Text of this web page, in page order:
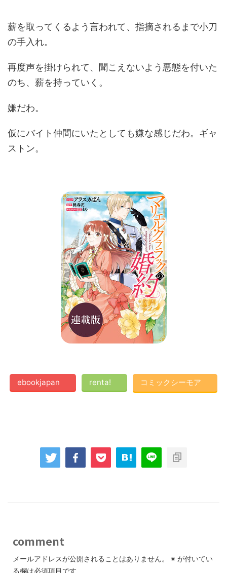
薪を取ってくるよう言われて、指摘されるまで小刀
の手入れ。
再度声を掛けられて、聞こえないよう悪態を付いた
のち、薪を持っていく。
嫌だわ。
仮にバイト仲間にいたとしても嫌な感じだわ。ギャ
ストン。
ebookjapan renta! コミックシーモア
comment
メールアドレスが公開されることはありません。 ※ が付いてい
る欄は必須項目です